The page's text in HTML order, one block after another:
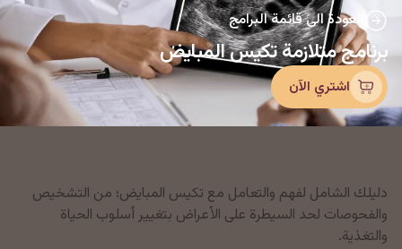
العودة الى قائمة البرامج
برنامج متلازمة تكيس المبايض
اشتري الآن
دليلك الشامل لفهم والتعامل مع تكيس المبايض؛ من التشخيص
والفحوصات لحد السيطرة على الأعراض بتغيير أسلوب الحياة
والتغذية.